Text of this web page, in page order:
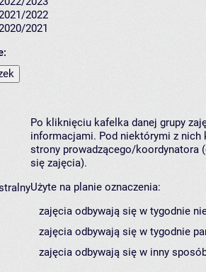
2022
2021
Po kliknięciu kafelka danej grupy
informacjami. Pod niektórymi z nich
strony prowadzącego/koordynatora
się zajęcia).
Użyte na planie oznaczenia:
zajęcia odbywają się w tygodnie
zajęcia odbywają się w tygodnie
zajęcia odbywają się w inny